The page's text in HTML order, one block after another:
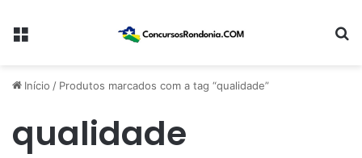
Menu
Início / Produtos marcados com a tag “qualidade”
qualidade